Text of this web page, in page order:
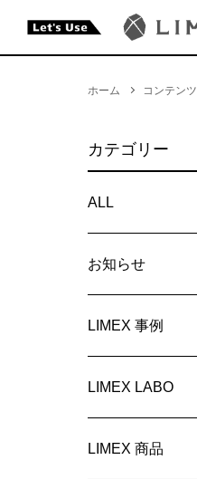
ホーム コンテンツ
カテゴリー
ALL
お知らせ
LIMEX 事例
LIMEX LABO
LIMEX 商品